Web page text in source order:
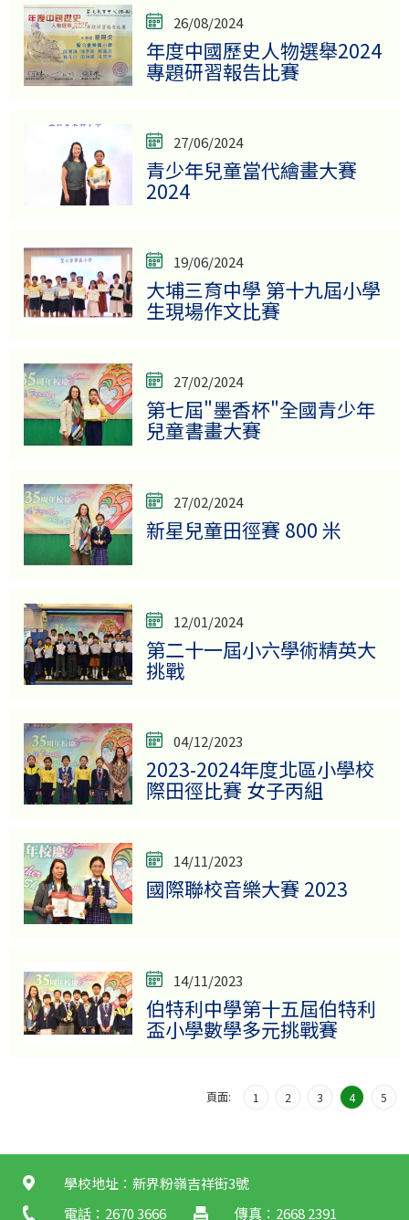
26/08/2024
年度中國歷史人物選舉2024
專題研習報告比賽
27/06/2024
青少年兒童當代繪畫大賽
2024
19/06/2024
大埔三育中學 第十九屆小學
生現場作文比賽
27/02/2024
第七屆"墨香杯"全國青少年
兒童書畫大賽
27/02/2024
新星兒童田徑賽 800 米
12/01/2024
第二十一屆小六學術精英大
挑戰
04/12/2023
2023-2024年度北區小學校
際田徑比賽 女子丙組
14/11/2023
國際聯校音樂大賽 2023
14/11/2023
伯特利中學第十五屆伯特利
盃小學數學多元挑戰賽
頁面: 1 2 3 4 5
學校地址：新界粉嶺吉祥街3號
電話：2670 3666
傳真：2668 2391